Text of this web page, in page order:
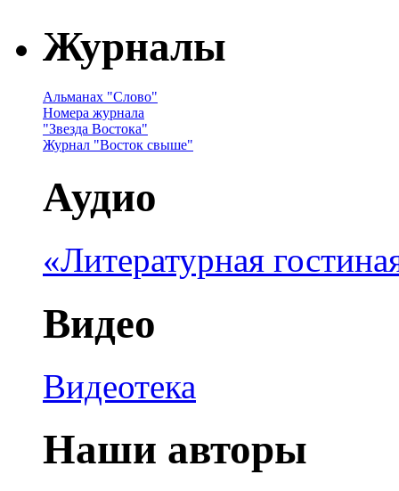
Журналы
Альманах "Слово"
Номера журнала
"Звезда Востока"
Журнал "Восток свыше"
Аудио
«Литературная
Видео
Видеотека
Наши авторы